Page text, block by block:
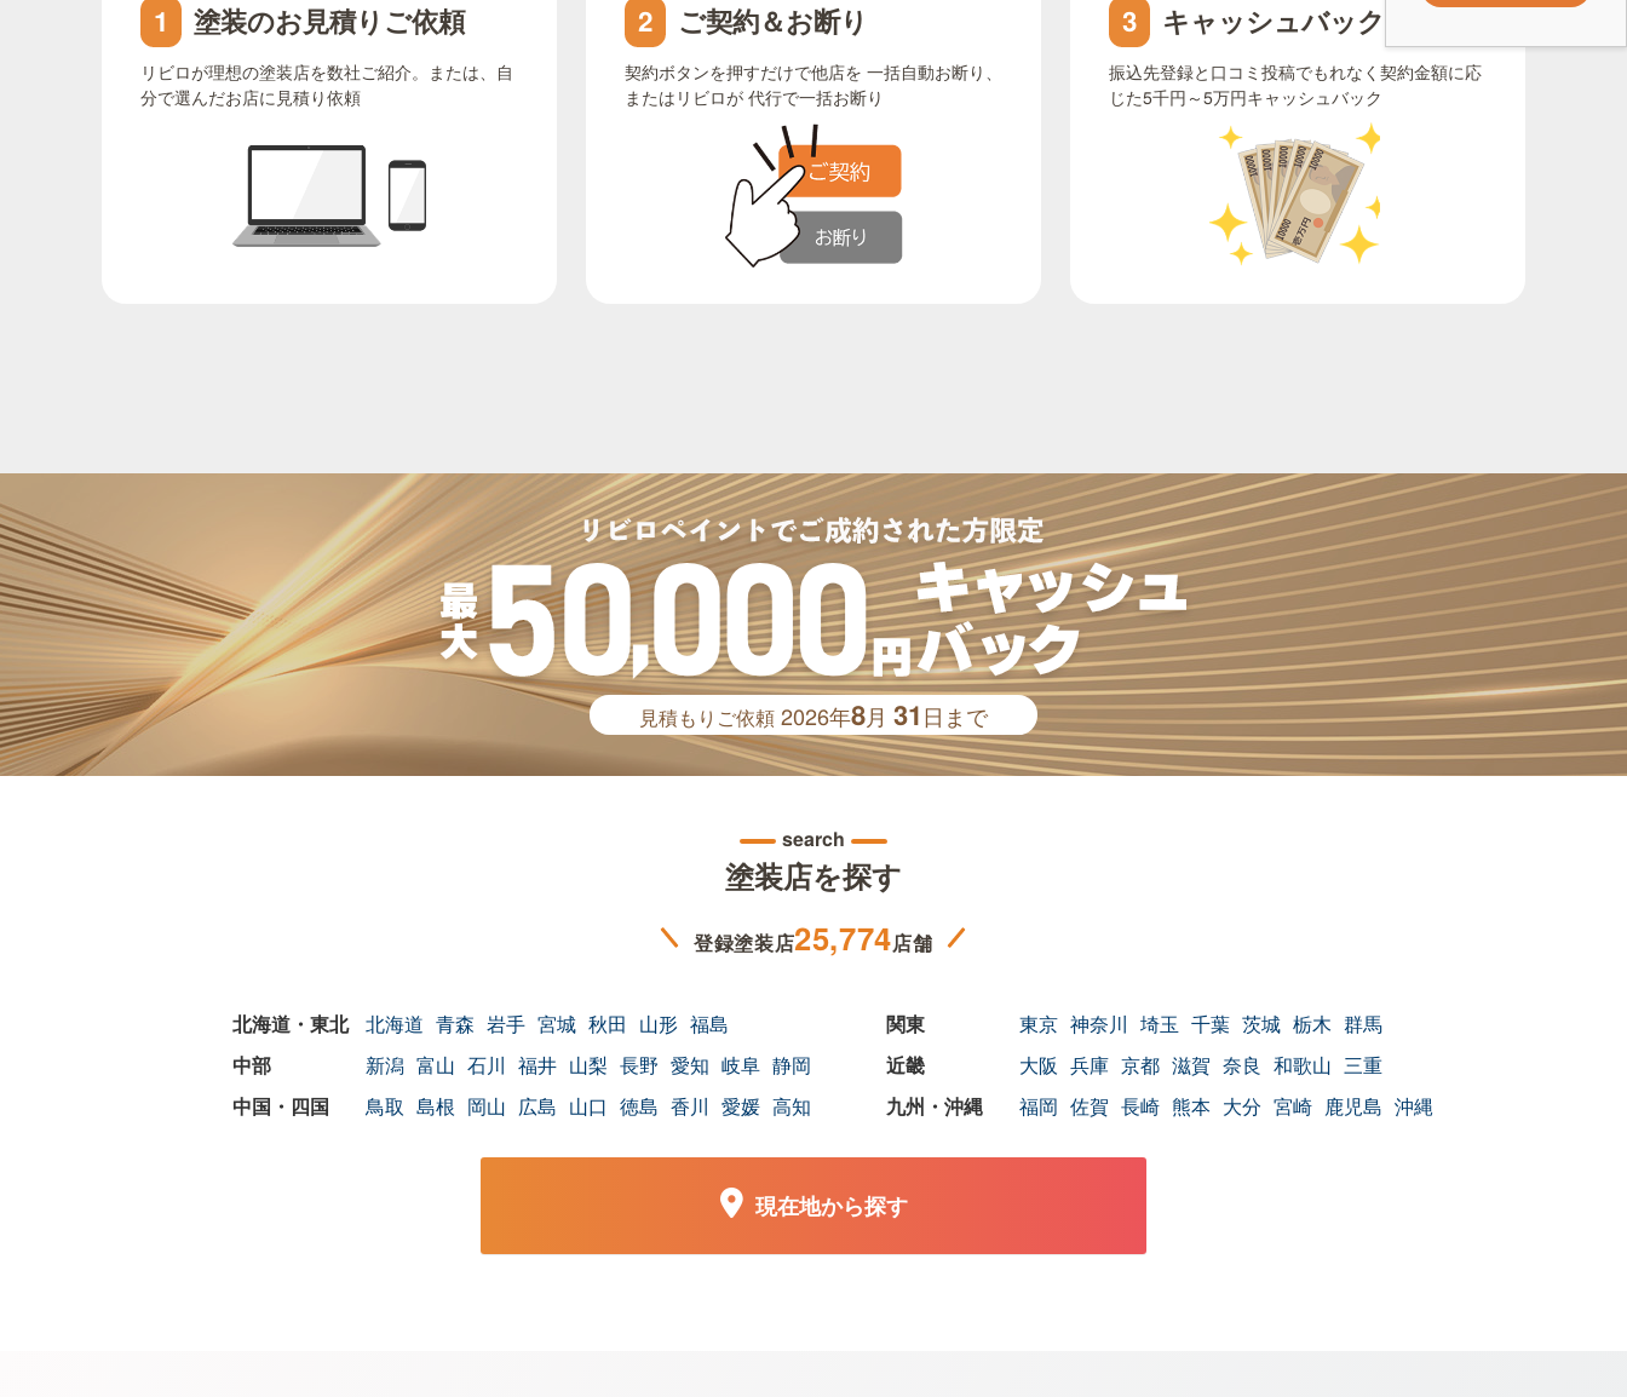
1 塗装のお見積りご依頼
リビロが理想の塗装店を数社ご紹介。または、自
分で選んだお店に見積り依頼
2 ご契約＆お断り
契約ボタンを押すだけで他店を 一括自動お断り、
またはリビロが 代行で一括お断り
3 キャッシュバック申請
振込先登録と口コミ投稿でもれなく契約金額に応
じた5千円～5万円キャッシュバック
見積もりご依頼2026年8月31日まで
search
塗装店を探す
登録塗装店25,774店舗
北海道 青森 岩手 宮城 秋田 山形 福島 東京 神奈川 埼玉 千葉 茨城 栃木 群馬
新潟 富山 石川 福井 山梨 長野 愛知 岐阜 静岡 大阪 兵庫 京都 滋賀 奈良 和歌山 三重
鳥取 島根 岡山 広島 山口 徳島 香川 愛媛 高知 福岡 佐賀 長崎 熊本 大分 宮崎 鹿児島 沖縄
現在地から探す